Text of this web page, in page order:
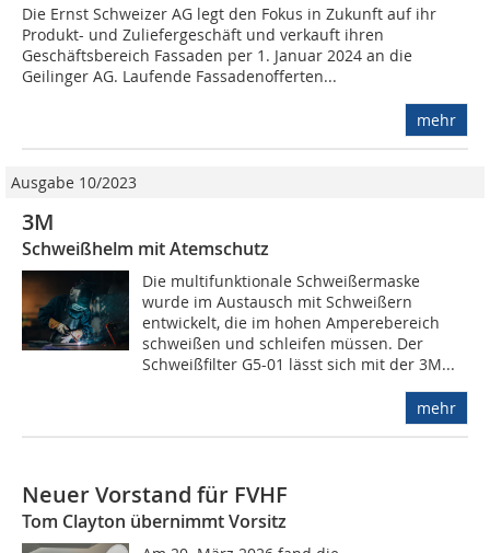
Die Ernst Schweizer AG legt den Fokus in Zukunft auf ihr
Produkt- und Zuliefergeschäft und verkauft ihren
Geschäftsbereich Fassaden per 1. Januar 2024 an die
Geilinger AG. Laufende Fassadenofferten...
mehr
Ausgabe 10/2023
3M
Schweißhelm mit Atemschutz
Die multifunktionale Schweißermaske
wurde im Austausch mit Schweißern
entwickelt, die im hohen Amperebereich
schweißen und schleifen müssen. Der
Schweißfilter G5-01 lässt sich mit der 3M...
mehr
Neuer Vorstand für FVHF
Tom Clayton übernimmt Vorsitz